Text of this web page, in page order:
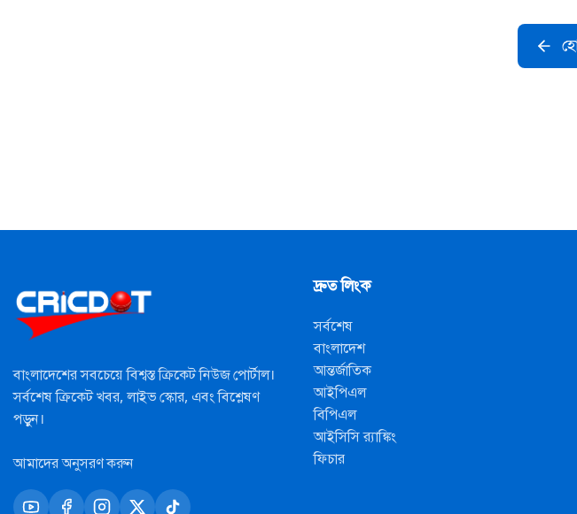
বাংলাদেশের সবচেয়ে বিশ্বস্ত ক্রিকেট নিউজ পোর্টাল।
সর্বশেষ ক্রিকেট খবর, লাইভ স্কোর, এবং বিশ্লেষণ
পড়ুন।
আমাদের অনুসরণ করুন
দ্রুত লিংক
সর্বশেষ
বাংলাদেশ
আন্তর্জাতিক
আইপিএল
বিপিএল
আইসিসি র‍্যাঙ্কিং
ফিচার